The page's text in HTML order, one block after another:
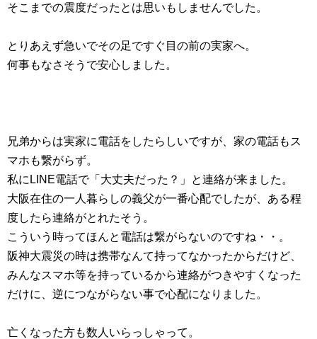
そこまでの震度だったとは思いもしませんでした。
とりあえず急いでその足ですぐ目の前の実家へ。
何事もなさそうで安心しました。
兄弟からは実家に電話をしたらしいですが、家の電話もス
マホも繋がらず。
私にLINE電話で「大丈夫だった？」と連絡が来ました。
大阪在住の一人暮らしの義父が一番心配でしたが、ある程
度したら連絡がとれたそう。
こういう時ってほんと電話は繋がらないのですね・・。
阪神大震災の時は携帯なんて持ってなかったからだけど、
みんなスマホ等を持っているから連絡がつきやすくなった
だけに、逆につながらない事で心配になりました。
亡くなった方も数人いらっしゃって。